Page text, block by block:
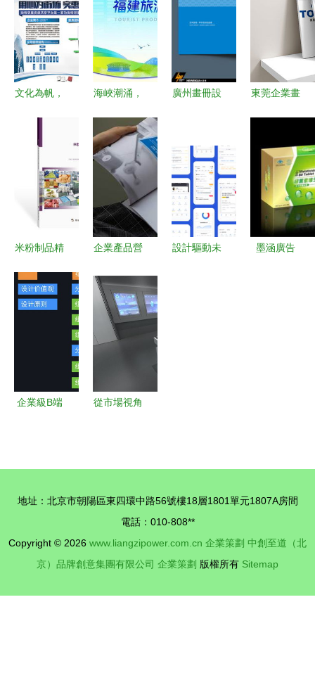
文化為帆，
公司形象與
主營宣傳
海峽潮涌，
——2023
福建旅游產
品工業設計
大賽獎項評
審正式啟動
廣州畫冊設
策劃卓越品
牌形象
東莞企業畫
例解析 以
策劃驅動品
牌視覺傳播
米粉制品精
商業計劃書
（旗訊網企
企業產品營
鍵要素與注
意事項
設計驅動未
墨涵廣告
企業級B端
查與實踐路
從市場視角
地址：北京市朝陽區東四環中路56號樓18層1801單元1807A房間
電話：010-808**
Copyright © 2026 www.liangzipower.com.cn 企業策劃 中創至道（北
京）品牌創意集團有限公司 企業策劃 版權所有 Sitemap